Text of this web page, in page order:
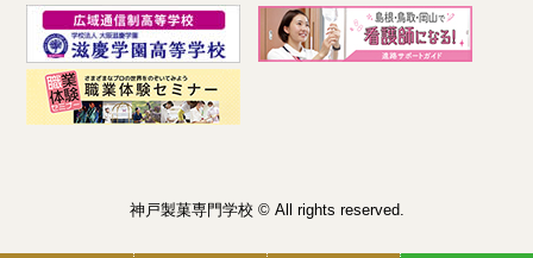
神戸製菓専門学校 © All rights reserved.